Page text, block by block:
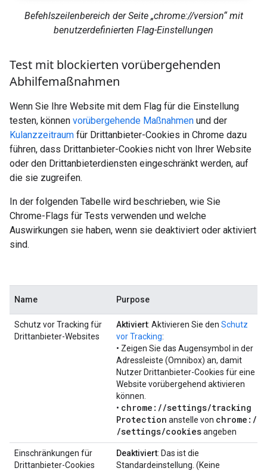
Befehlszeilenbereich der Seite „chrome://version“ mit
benutzerdefinierten Flag-Einstellungen
Test mit blockierten vorübergehenden
Abhilfemaßnahmen
Wenn Sie Ihre Website mit dem Flag für die Einstellung
testen, können vorübergehende Maßnahmen und der
Kulanzzeitraum für Drittanbieter-Cookies in Chrome dazu
führen, dass Drittanbieter-Cookies nicht von Ihrer Website
oder den Drittanbieterdiensten eingeschränkt werden, auf
die sie zugreifen.
In der folgenden Tabelle wird beschrieben, wie Sie
Chrome-Flags für Tests verwenden und welche
Auswirkungen sie haben, wenn sie deaktiviert oder aktiviert
sind.
Name Purpose
Schutz vor Tracking für
Drittanbieter-Websites
Aktiviert: Aktivieren Sie den Schutz
vor Tracking:
• Zeigen Sie das Augensymbol in der
Adressleiste (Omnibox) an, damit
Nutzer Drittanbieter-Cookies für eine
Website vorübergehend aktivieren
können.
• chrome: //settings/tracking
Protection anstelle von chrome: /
/settings/cookiesangeben
Einschränkungen für
Drittanbieter-Cookies
Deaktiviert: Das ist die
Standardeinstellung. (Keine